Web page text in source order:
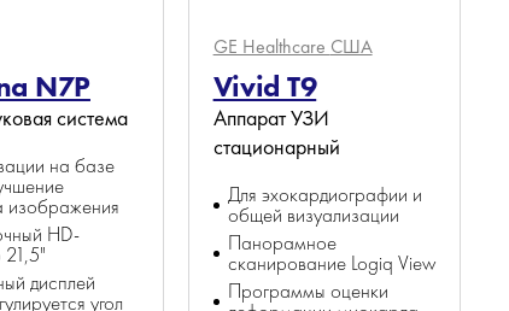
N7P
система
на базе
изображения
HD-
дисплей
угол
GE Healthcare США
Vivid T9
Аппарат УЗИ
стационарный
Для эхокардиографии и
общей визуализации
Панорамное
сканирование Logiq View
Программы оценки